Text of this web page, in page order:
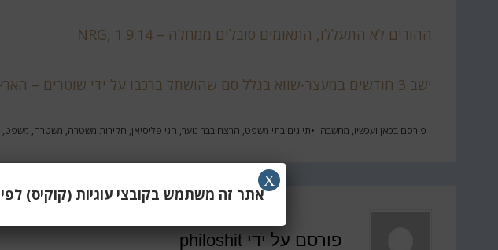
ההורים לא התעללו, התאומים סובלים ממחלה – NRG, 1.9.14
ישב 3 חודשים במעצר-שווא בגלל סם שהושתל ברכבו על ידי שוטרים – הארץ, 23.7.15
פורסם בכאן ועכשיו, מחשבה תיוגיםבתי משפט, הרצח בבר נוער, חגי פליסיאן, חקירות משטרה, משטרה, משפט,
פורסם על ידיphiloshit
אתר זה משתמש בקובצי עוגיות (קוקיס) לפי
X